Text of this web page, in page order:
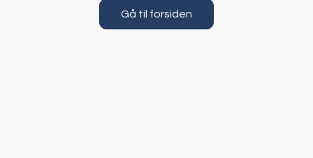
Gå til forsiden